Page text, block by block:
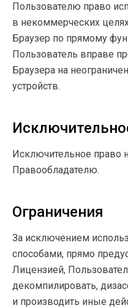
Пользователю право
в некоммерческих
Браузер по прямому
Пользователь вправе
Браузера на
устройств.
Исключительное право
Правообладателю.
Ограничения
За исключением
способами, прямо
Лицензией,
декомпилировать,
и производить иные